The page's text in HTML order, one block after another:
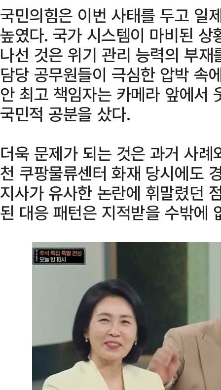
국민의힘은 이번 사태를 두고 일
높였다. 국가 시스템이 마비된
나선 것은 위기 관리 능력의 부
담당 공무원들이 극심한 압박 속
안 최고 책임자는 카메라 앞에서
국민적 공분을 샀다.
더욱 문제가 되는 것은 과거 사
천 쿠팡물류센터 화재 당시에도
지사가 유사한 논란에 휘말렸던
된 대응 패턴은 지적받을 수밖에